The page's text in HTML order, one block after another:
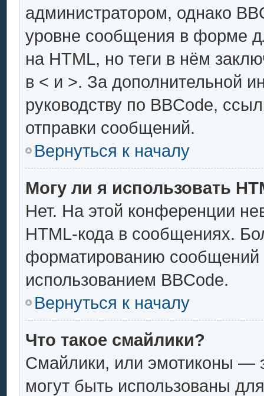
администратором, однако
уровне сообщения в форме
на HTML, но теги в нём
в < и >. За дополнительной
руководству по BBCode,
отправки сообщений.
Вернуться к началу
Могу ли я использовать
Нет. На этой конференции
HTML-кода в сообщениях.
форматированию сообщений
использованием BBCode.
Вернуться к началу
Что такое смайлики?
Смайлики, или эмотиконы —
могут быть использованы